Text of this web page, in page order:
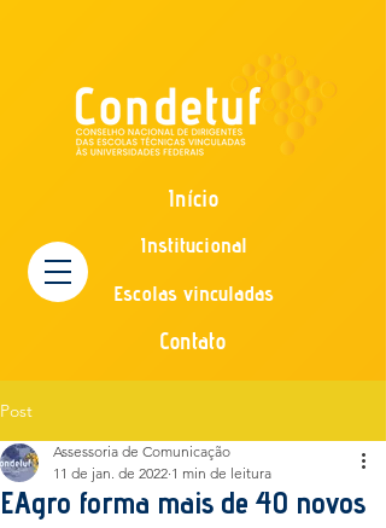
Início
Institucional
Escolas vinculadas
Contato
Post
EAgro forma mais de 40 novos
Assessoria de Comunicação
11 de jan. de 2022 1 min de leitura